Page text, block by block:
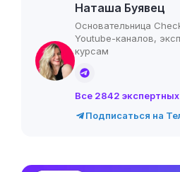
Наташа Буявец
Основательница
Youtube-каналов,
курсам
Все 2842
Подписаться на